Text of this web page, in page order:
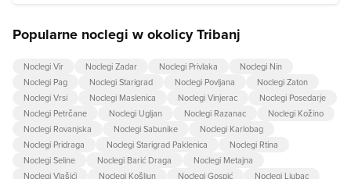
Popularne noclegi w okolicy Tribanj
Noclegi Vir Noclegi Zadar Noclegi Privlaka
Noclegi Nin
Noclegi Pag
Noclegi Starigrad Noclegi Povljana
Noclegi Zaton
Noclegi Vrsi
Noclegi Maslenica Noclegi Vinjerac
Noclegi Posedarje
Noclegi Petrčane
Noclegi Ugljan Noclegi Razanac
Noclegi Kožino
Noclegi Rovanjska
Noclegi Sabunike
Noclegi Karlobag
Noclegi Pridraga
Noclegi Starigrad Paklenica
Noclegi Rtina
Noclegi Seline
Noclegi Barić Draga
Noclegi Metajna
Noclegi Vlašići
Noclegi Košljun Noclegi Gospić
Noclegi Ljubac